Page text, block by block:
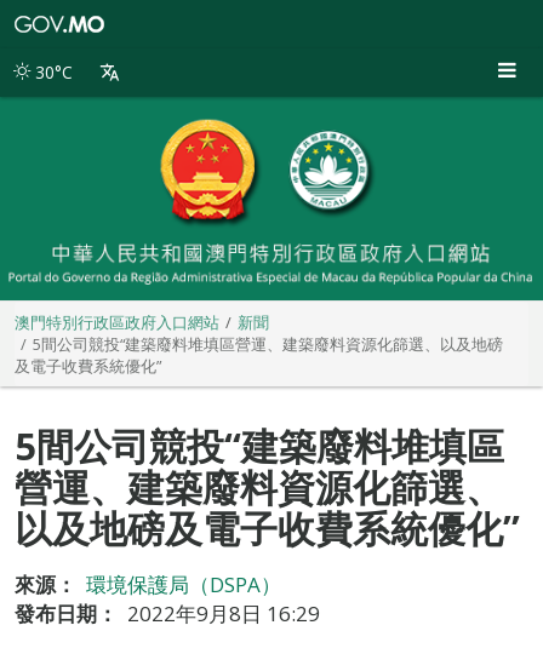
別
30°C
澳門特別行政區政府入口網站
新聞
5間公司競投“建築廢料堆填區營運、建築廢料資源化篩選、以及地磅
及電子收費系統優化”
5間公司競投“建築廢料堆填區
營運、建築廢料資源化篩選、
以及地磅及電子收費系統優化”
來源：
環境保護局（DSPA）
發布日期：
2022年9月8日 16:29